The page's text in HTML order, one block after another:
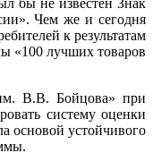
бы не известен Знак
Чем же и сегодня
к результатам
«100 лучших товаров
В.В. Бойцова» при
систему оценки
основой устойчивого